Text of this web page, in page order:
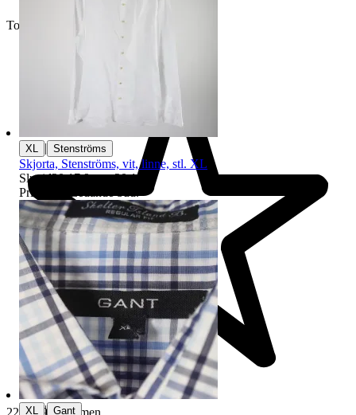
Toppsäljare
XL | Stenströms
Skjorta, Stenströms, vit, linne, stl. XL
Sluttid20:17 9 aug 20:17
Pris:
XL | Gant